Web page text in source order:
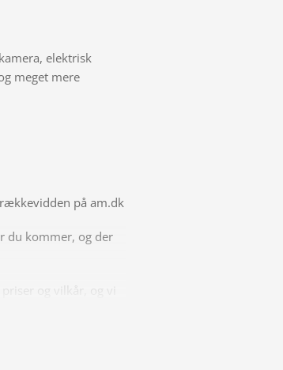
elektrisk
meget mere
på am.dk
du kommer, og der
og vilkår, og vi